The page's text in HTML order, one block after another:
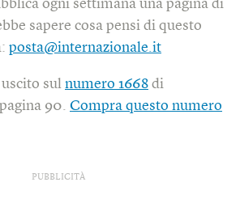
ogni settimana una pagina di
sapere cosa pensi di questo
posta@internazionale.it
sul numero 1668 di
90. Compra questo numero
PUBBLICITÀ